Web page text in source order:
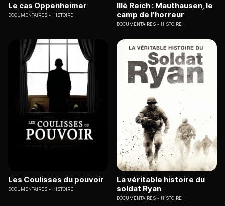
Le cas Oppenheimer
DOCUMENTAIRES HISTOIRE
IIIè Reich : Mauthausen, le
camp de l'horreur
DOCUMENTAIRES HISTOIRE
Les Coulisses du pouvoir
DOCUMENTAIRES HISTOIRE
La véritable histoire du
soldat Ryan
DOCUMENTAIRES HISTOIRE